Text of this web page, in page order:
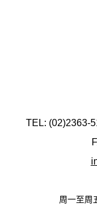
TEL: (02)2363-
周一至周